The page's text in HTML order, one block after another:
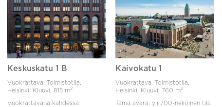
Keskuskatu 1 B
Vuokrattava, Toimistotila,
Helsinki, Kluuvi, 815 m2
Vuokrattavana kahdessa
Kaivokatu 1
Vuokrattava, Toimistotila,
Helsinki, Kluuvi, 760 m2
Tämä avara, yli 700-neliöinen tila